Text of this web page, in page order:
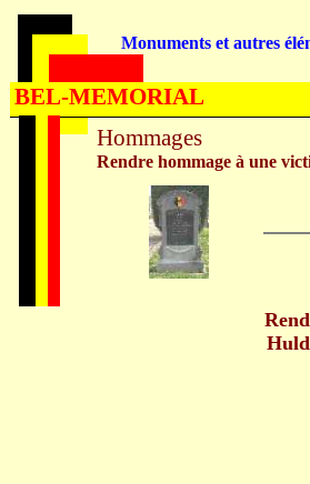
Hommages
Rendre hommage à une
Monuments et autres
BEL-MEMORIAL